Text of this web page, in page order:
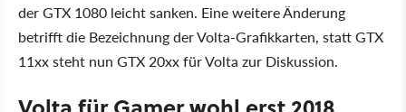
der GTX 1080 leicht sanken. Eine weitere Änderung
betrifft die Bezeichnung der Volta-Grafikkarten, statt GTX
11xx steht nun GTX 20xx für Volta zur Diskussion.